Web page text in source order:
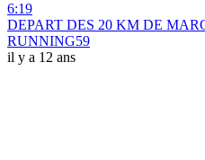
6:19
DEPART DES 20 KM DE
RUNNING59
il y a 12 ans